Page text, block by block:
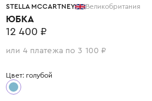
STELLA MCCARTNEY Великобритания
ЮБКА
12 400 ₽
или 4 платежа по 3 100 ₽
Цвет: голубой